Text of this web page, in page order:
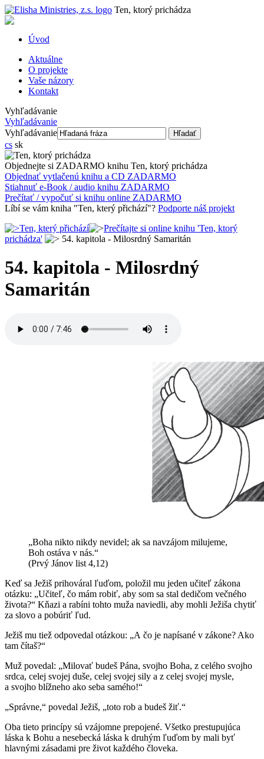
Ten, ktorý prichádza
Úvod
Aktuálne
O projekte
Vaše názory
Kontakt
Vyhľadávanie
Vyhľadávanie
Vyhľadávanie
Hľadať
cs sk
Objednejte si ZADARMO knihu Ten, ktorý prichádza
Objednať vytlačenú knihu a CD ZADARMO
Stiahnuť e-Book / audio knihu ZADARMO
Prečítať / vypočuť si knihu online ZADARMO
Líbí se vám kniha "Ten, který přichází"? Podporte náš projekt
Ten, který přichází
Prečítajte si online knihu 'Ten, ktorý
prichádza'
54. kapitola - Milosrdný Samaritán
54. kapitola - Milosrdný
Samaritán
„Boha nikto nikdy nevidel; ak sa navzájom milujeme,
Boh ostáva v nás.“
(Prvý Jánov list 4,12)
Keď sa Ježiš prihováral ľuďom, položil mu jeden učiteľ zákona
otázku: „Učiteľ, čo mám robiť, aby som sa stal dedičom večného
života?“ Kňazi a rabíni tohto muža naviedli, aby mohli Ježiša chytiť
za slovo a pobúriť ľud.
Ježiš mu tiež odpovedal otázkou: „A čo je napísané v zákone? Ako
tam čítaš?“
Muž povedal: „Milovať budeš Pána, svojho Boha, z celého svojho
srdca, celej svojej duše, celej svojej sily a z celej svojej mysle,
a svojho blížneho ako seba samého!“
„Správne,“ povedal Ježiš, „toto rob a budeš žiť.“
Oba tieto princípy sú vzájomne prepojené. Všetko prestupujúca
láska k Bohu a nesebecká láska k druhým ľuďom by mali byť
hlavnými zásadami pre život každého človeka.